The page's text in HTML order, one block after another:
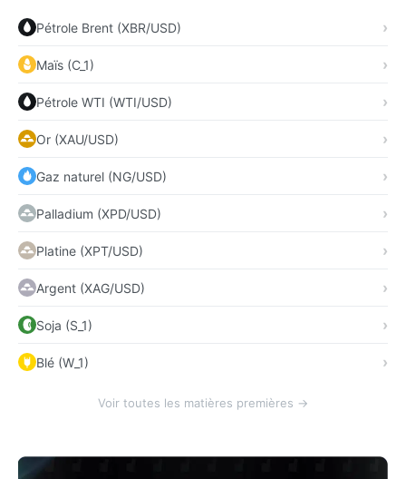
Pétrole Brent (XBR/USD)
Maïs (C_1)
Pétrole WTI (WTI/USD)
Or (XAU/USD)
Gaz naturel (NG/USD)
Palladium (XPD/USD)
Platine (XPT/USD)
Argent (XAG/USD)
Soja (S_1)
Blé (W_1)
Voir toutes les matières premières →